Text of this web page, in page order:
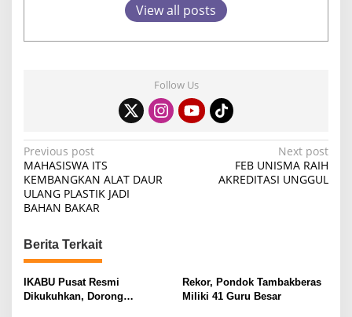
View all posts
Follow Us
P
o
s
n
a
v
Previous post
MAHASISWA ITS
KEMBANGKAN ALAT DAUR
ULANG PLASTIK JADI
BAHAN BAKAR
Next post
FEB UNISMA RAIH
AKREDITASI UNGGUL
Berita Terkait
IKABU Pusat Resmi
Dikukuhkan, Dorong
Rekor, Pondok Tambakberas
Miliki 41 Guru Besar